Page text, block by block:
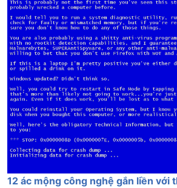
12 ác mộng công nghệ gắn liền với